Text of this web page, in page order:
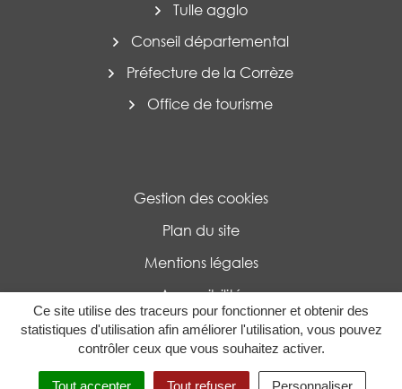
Ce site utilise des traceurs pour fonctionner et obtenir des
statistiques d'utilisation afin améliorer l'utilisation, vous pouvez
contrôler ceux que vous souhaitez activer.
Tout accepter Tout refuser Personnaliser
MENU RECHERCHE
Tulle agglo
Conseil départemental
Préfecture de la Corrèze
Office de tourisme
Gestion des cookies
Plan du site
Mentions légales
Accessibilité
Politique de confidentialité